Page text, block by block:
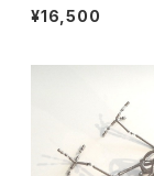
¥16,500